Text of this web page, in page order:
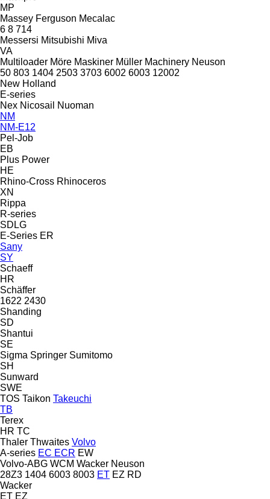
MP
Massey Ferguson Mecalac
6 8 714
Messersi Mitsubishi Miva
VA
Multiloader Möre Maskiner Müller Machinery Neuson
50 803 1404 2503 3703 6002 6003 12002
New Holland
E-series
Nex Nicosail
Nuoman
NM
NM-E12
Pel-Job
EB
Plus Power
HE
Rhino-Cross Rhinoceros
XN
Rippa
R-series
SDLG
E-Series ER
Sany
SY
Schaeff
HR
Schäffer
1622 2430
Shanding
SD
Shantui
SE
Sigma Springer Sumitomo
SH
Sunward
SWE
TOS Taikon Takeuchi
TB
Terex
HR TC
Thaler Thwaites Volvo
A-series EC ECR EW
Volvo-ABG WCM Wacker Neuson
28Z3 1404 6003 8003 ET EZ RD
Wacker
ET EZ